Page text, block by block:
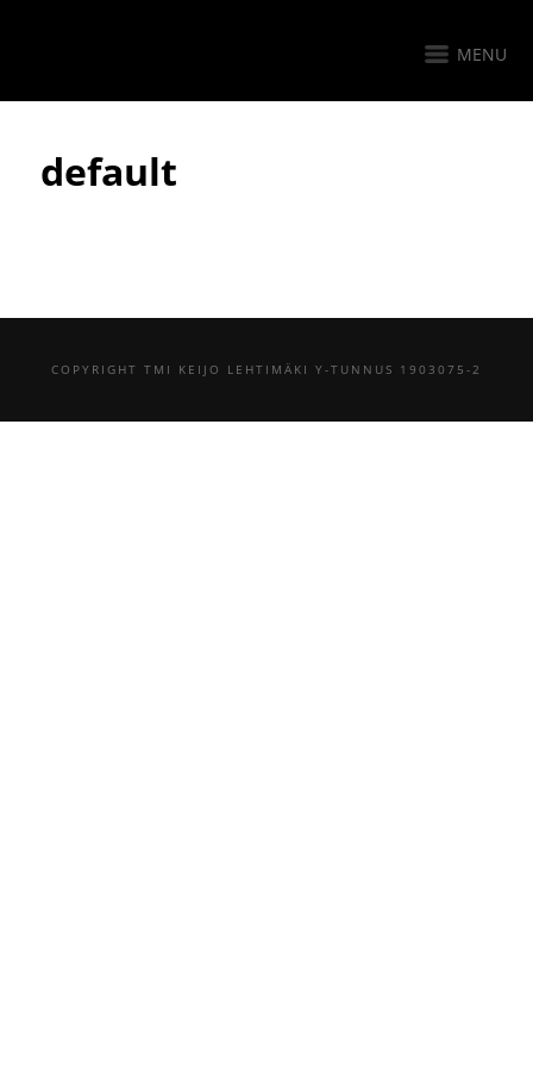
MENU
default
COPYRIGHT TMI KEIJO LEHTIMÄKI Y-TUNNUS 1903075-2